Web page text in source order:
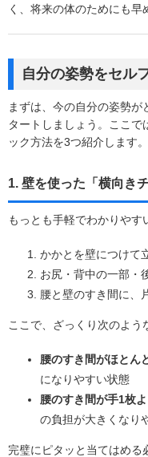
く、将来の体のためにも早
自分の姿勢をセル
まずは、今の自分の姿勢
タートしましょう。ここで
ック方法を3つ紹介します。
1. 壁を使った「横向き
もっとも手軽でわかりやす
かかとを壁につけて
お尻・背中の一部・
腰と壁のすき間に、
ここで、ざっくり次のよう
腰のすき間がほとん
になりやすい状態
腰のすき間が手1枚
の負担が大きくなり
完璧にピタッと当てはめる